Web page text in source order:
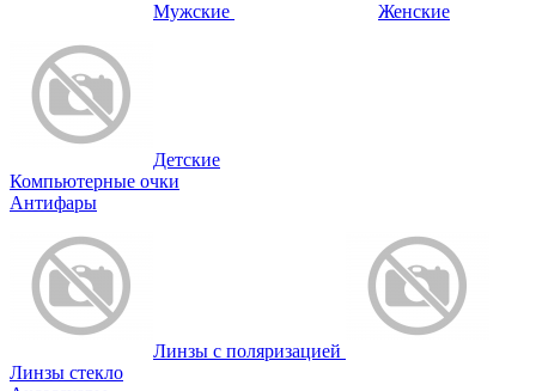
Мужские Женские
Детские
Компьютерные очки
Антифары
Линзы с поляризацией
Линзы стекло